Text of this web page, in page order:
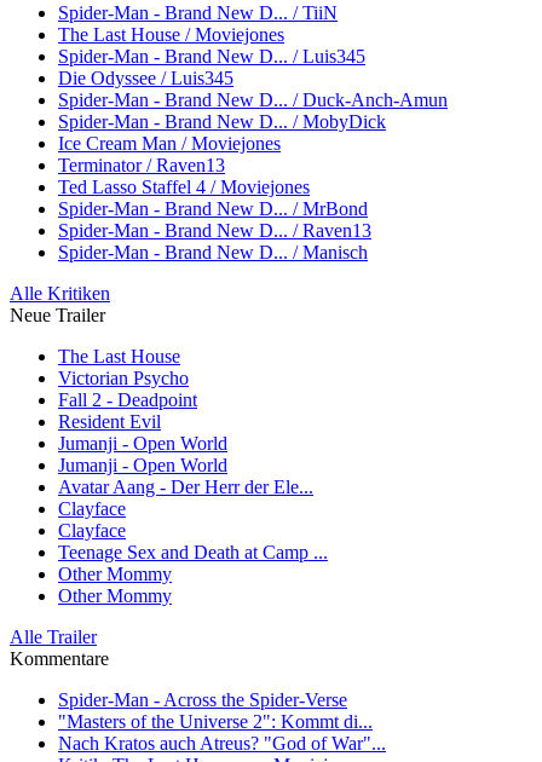
Spider-Man - Brand New D... / TiiN
The Last House / Moviejones
Spider-Man - Brand New D... / Luis345
Die Odyssee / Luis345
Spider-Man - Brand New D... / Duck-Anch-Amun
Spider-Man - Brand New D... / MobyDick
Ice Cream Man / Moviejones
Terminator / Raven13
Ted Lasso Staffel 4 / Moviejones
Spider-Man - Brand New D... / MrBond
Spider-Man - Brand New D... / Raven13
Spider-Man - Brand New D... / Manisch
Alle Kritiken
Neue Trailer
The Last House
Victorian Psycho
Fall 2 - Deadpoint
Resident Evil
Jumanji - Open World
Jumanji - Open World
Avatar Aang - Der Herr der Ele...
Clayface
Clayface
Teenage Sex and Death at Camp ...
Other Mommy
Other Mommy
Alle Trailer
Kommentare
Spider-Man - Across the Spider-Verse
"Masters of the Universe 2": Kommt di...
Nach Kratos auch Atreus? "God of War"...